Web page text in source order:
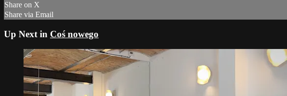
Share on X
Share via Email
Up Next in Coś nowego